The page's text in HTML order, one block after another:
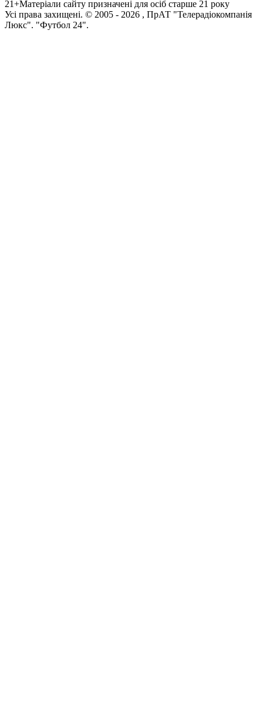
21+Матеріали сайту призначені для осіб старше 21 року
Усi права захищенi. © 2005 - 2026 , ПрАТ "Телерадіокомпанія
Люкс". "Футбол 24".